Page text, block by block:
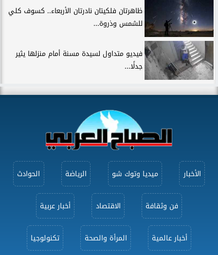
ظاهرتان فلكيتان نادرتان الأربعاء.. كسوف كلي
للشمس وذروة...
فيديو متداول لسيدة مسنة أمام منزلها يثير
جدلًا...
الأخبار ميديا وتوك شو الرياضة الحوادث
فن وثقافة الاقتصاد أخبار عربية
أخبار عالمية المرأة والصحة تكنولوجيا